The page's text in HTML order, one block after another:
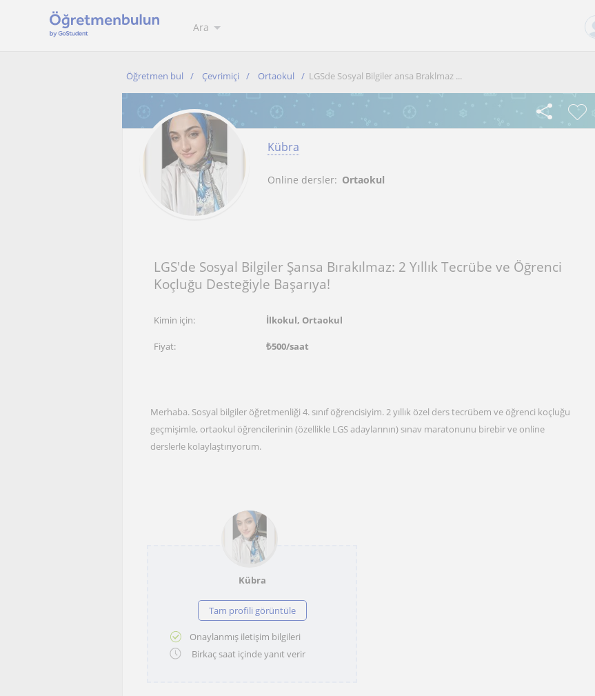
Ara
Öğretmen bul Çevrimiçi Ortaokul LGSde Sosyal Bilgiler ansa Braklmaz ...
Kübra
Online dersler: Ortaokul
LGS'de Sosyal Bilgiler Şansa Bırakılmaz: 2 Yıllık Tecrübe ve Öğrenci
Koçluğu Desteğiyle Başarıya!
Kimin için: İlkokul, Ortaokul
Fiyat: ₺500/saat
Merhaba. Sosyal bilgiler öğretmenliği 4. sınıf öğrencisiyim. 2 yıllık özel ders tecrübem ve öğrenci koçluğu
geçmişimle, ortaokul öğrencilerinin (özellikle LGS adaylarının) sınav maratonunu birebir ve online
derslerle kolaylaştırıyorum.
Kübra
Tam profili görüntüle
Onaylanmış iletişim bilgileri
Birkaç saat içinde yanıt verir